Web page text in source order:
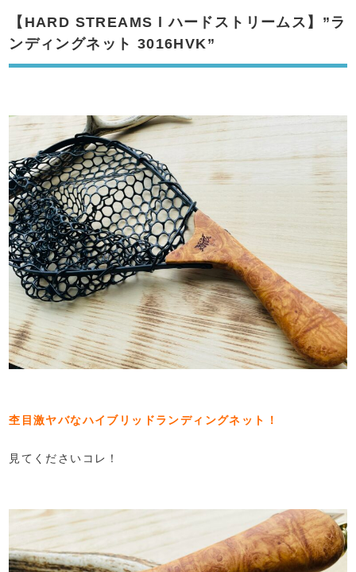
【HARD STREAMS l ハードストリームス】”ラ
ンディングネット 3016HVK”
杢目激ヤバなハイブリッドランディングネット！
見てくださいコレ！